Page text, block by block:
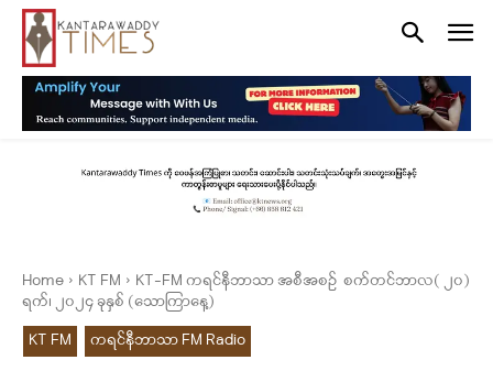
Home KT FM
KT-FM ကရင်နီဘာသာ အစီအစဉ် စက်တင်ဘာလ( ၂၀)
ရက်၊ ၂၀၂၄ ခုနှစ် (သောကြာနေ့)
KT FM
ကရင်နီဘာသာ FM Radio